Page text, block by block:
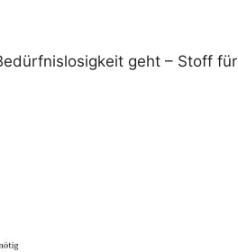
geht – Stoff für